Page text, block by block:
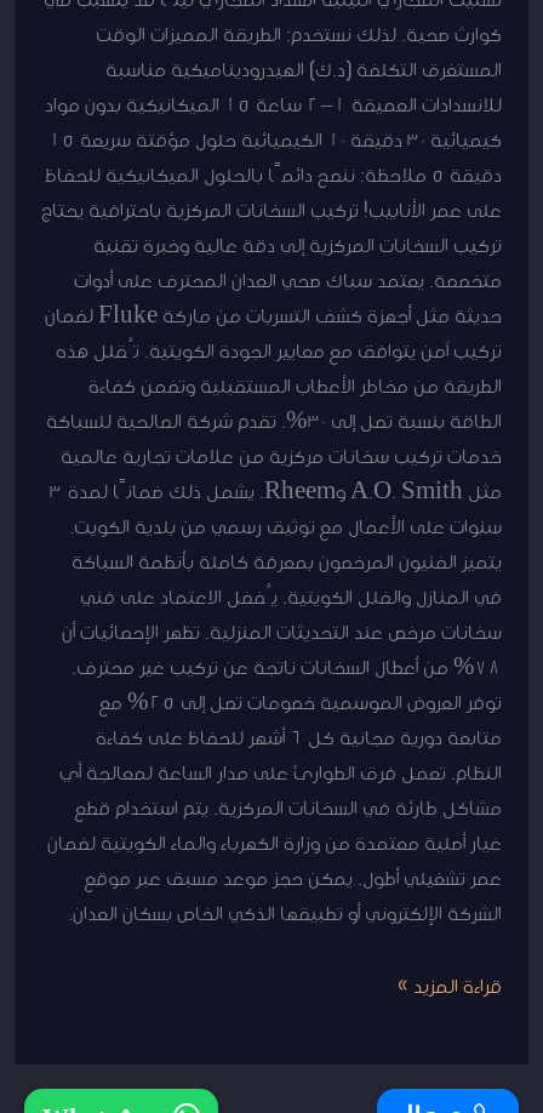
كوارث صحية. لذلك نستخدم: الطريقة المميزات الوقت
المستغرق التكلفة (د.ك) الهيدروديناميكية مناسبة
للانسدادات العميقة 1-2 ساعة 15 الميكانيكية بدون مواد
كيميائية 30 دقيقة 10 الكيميائية حلول مؤقتة سريعة 15
دقيقة 5 ملاحظة: ننصح دائمًا بالحلول الميكانيكية للحفاظ
على عمر الأنابيب! تركيب السخانات المركزية باحترافية يحتاج
تركيب السخانات المركزية إلى دقة عالية وخبرة تقنية
متخصصة. يعتمد سباك صحي العدان المحترف على أدوات
حديثة مثل أجهزة كشف التسربات من ماركة Fluke لضمان
تركيب آمن يتوافق مع معايير الجودة الكويتية. تُقلل هذه
الطريقة من مخاطر الأعطاب المستقبلية وتضمن كفاءة
الطاقة بنسبة تصل إلى 30%. تقدم شركة الصالحية للسباكة
خدمات تركيب سخانات مركزية من علامات تجارية عالمية
مثل A.O. Smith وRheem. يشمل ذلك ضمانًا لمدة 3
سنوات على الأعمال مع توثيق رسمي من بلدية الكويت.
يتميز الفنيون المرخصون بمعرفة كاملة بأنظمة السباكة
في المنازل والفلل الكويتية. يُفضل الاعتماد على فني
سخانات مرخص عند التحديثات المنزلية. تظهر الإحصائيات أن
78% من أعطال السخانات ناتجة عن تركيب غير محترف.
توفر العروض الموسمية خصومات تصل إلى 25% مع
متابعة دورية مجانية كل 6 أشهر للحفاظ على كفاءة
النظام. تعمل فرق الطوارئ على مدار الساعة لمعالجة أي
مشاكل طارئة في السخانات المركزية. يتم استخدام قطع
غيار أصلية معتمدة من وزارة الكهرباء والماء الكويتية لضمان
عمر تشغيلي أطول. يمكن حجز موعد مسبق عبر موقع
الشركة الإلكتروني أو تطبيقها الذكي الخاص بسكان العدان.
قراءة المزيد »